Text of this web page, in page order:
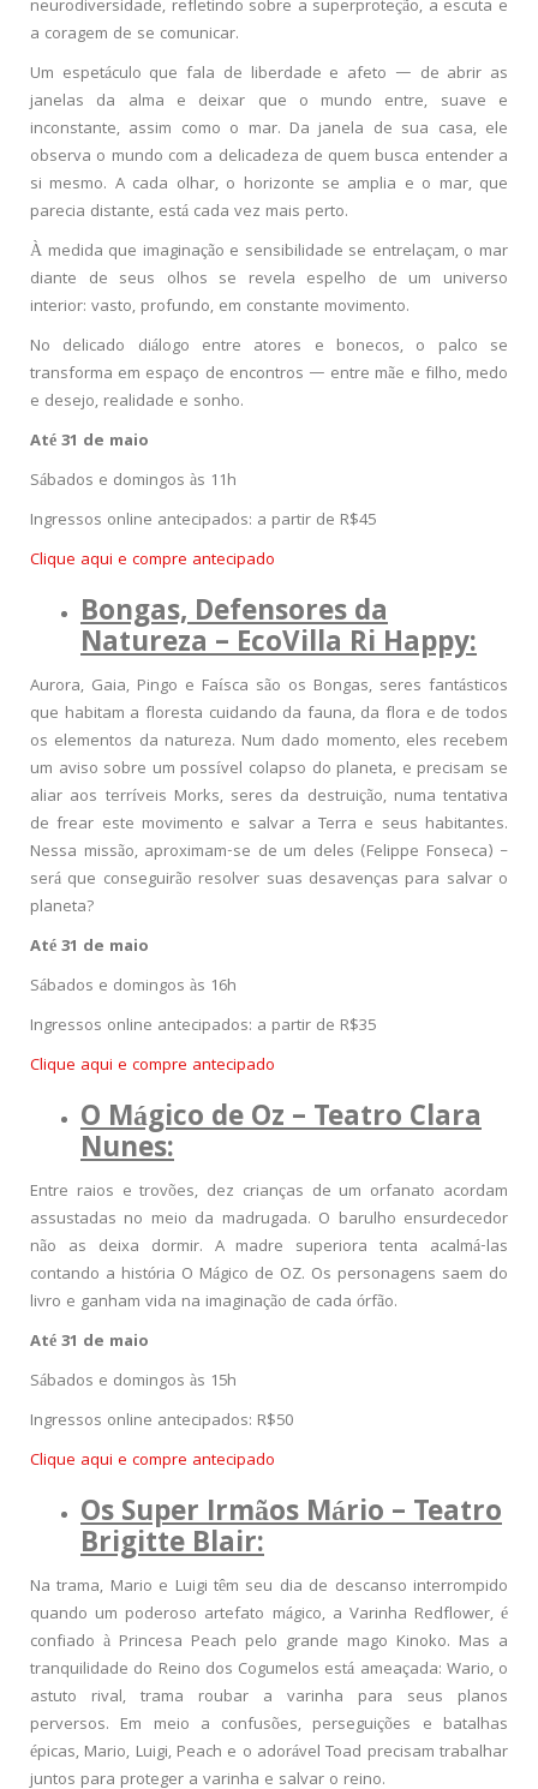
neurodiversidade, refletindo sobre a superproteção, a escuta e
a coragem de se comunicar.
Um espetáculo que fala de liberdade e afeto — de abrir as
janelas da alma e deixar que o mundo entre, suave e
inconstante, assim como o mar. Da janela de sua casa, ele
observa o mundo com a delicadeza de quem busca entender a
si mesmo. A cada olhar, o horizonte se amplia e o mar, que
parecia distante, está cada vez mais perto.
À medida que imaginação e sensibilidade se entrelaçam, o mar
diante de seus olhos se revela espelho de um universo
interior: vasto, profundo, em constante movimento.
No delicado diálogo entre atores e bonecos, o palco se
transforma em espaço de encontros — entre mãe e filho, medo
e desejo, realidade e sonho.
Até 31 de maio
Sábados e domingos às 11h
Ingressos online antecipados: a partir de R$45
Clique aqui e compre antecipado
Bongas, Defensores da
Natureza – EcoVilla Ri Happy:
Aurora, Gaia, Pingo e Faísca são os Bongas, seres fantásticos
que habitam a floresta cuidando da fauna, da flora e de todos
os elementos da natureza. Num dado momento, eles recebem
um aviso sobre um possível colapso do planeta, e precisam se
aliar aos terríveis Morks, seres da destruição, numa tentativa
de frear este movimento e salvar a Terra e seus habitantes.
Nessa missão, aproximam-se de um deles (Felippe Fonseca) –
será que conseguirão resolver suas desavenças para salvar o
planeta?
Até 31 de maio
Sábados e domingos às 16h
Ingressos online antecipados: a partir de R$35
Clique aqui e compre antecipado
O Mágico de Oz – Teatro Clara
Nunes:
Entre raios e trovões, dez crianças de um orfanato acordam
assustadas no meio da madrugada. O barulho ensurdecedor
não as deixa dormir. A madre superiora tenta acalmá-las
contando a história O Mágico de OZ. Os personagens saem do
livro e ganham vida na imaginação de cada órfão.
Até 31 de maio
Sábados e domingos às 15h
Ingressos online antecipados: R$50
Clique aqui e compre antecipado
Os Super Irmãos Mário – Teatro
Brigitte Blair:
Na trama, Mario e Luigi têm seu dia de descanso interrompido
quando um poderoso artefato mágico, a Varinha Redflower, é
confiado à Princesa Peach pelo grande mago Kinoko. Mas a
tranquilidade do Reino dos Cogumelos está ameaçada: Wario, o
astuto rival, trama roubar a varinha para seus planos
perversos. Em meio a confusões, perseguições e batalhas
épicas, Mario, Luigi, Peach e o adorável Toad precisam trabalhar
juntos para proteger a varinha e salvar o reino.